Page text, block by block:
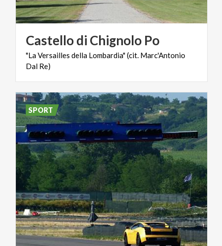
Castellodi Chignolo Po
"LaVersailles della Lombardia"(cit. Marc'Antonio
Dal Re)
SPORT